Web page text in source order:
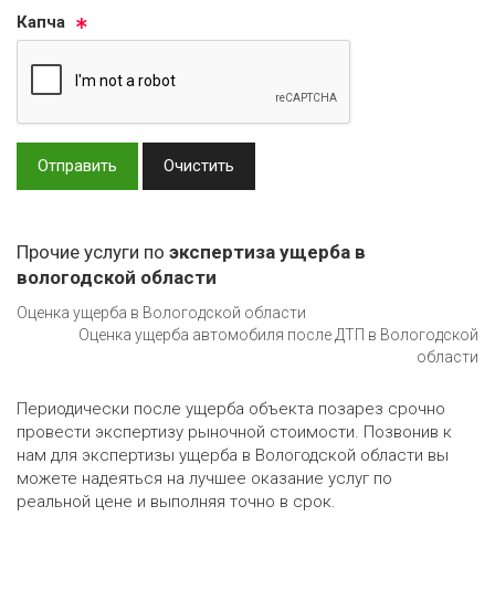
Кап­ча
Отправить Очистить
Прочие услуги по экспертиза ущерба в
вологодской области
Оценка ущерба в Вологодской области
Оценка ущерба автомобиля после ДТП в Вологодской
области
Периодически после ущерба объекта позарез срочно
провести экспертизу рыночной стоимости. Позвонив к
нам для экспертизы ущерба в Вологодской области вы
можете надеяться на лучшее оказание услуг по
реальной цене и выполняя точно в срок.